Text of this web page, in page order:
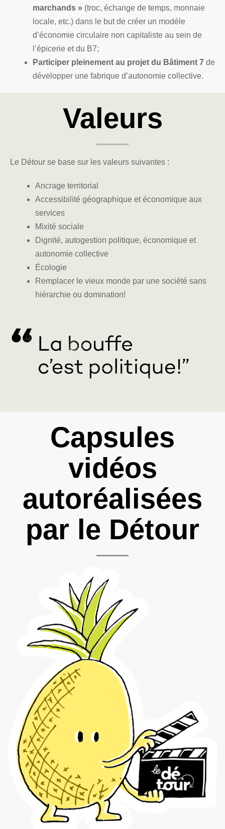
marchands » (troc, échange de temps, monnaie
locale, etc.) dans le but de créer un modèle
d’économie circulaire non capitaliste au sein de
l’épicerie et du B7;
Participer pleinement au projet du Bâtiment 7 de
développer une fabrique d’autonomie collective.
Valeurs
Le Détour se base sur les valeurs suivantes :
Ancrage territorial
Accessibilité géographique et économique aux
services
Mixité sociale
Dignité, autogestion politique, économique et
autonomie collective
Écologie
Remplacer le vieux monde par une société sans
hiérarchie ou domination!
Capsules
vidéos
autoréalisées
par le Détour